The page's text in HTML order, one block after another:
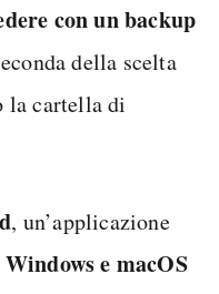
con un backup
della scelta
la cartella di
, un’applicazione
e macOS